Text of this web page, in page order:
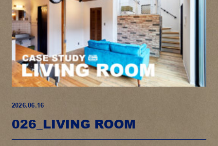
2026.06.16
026_LIVING ROOM